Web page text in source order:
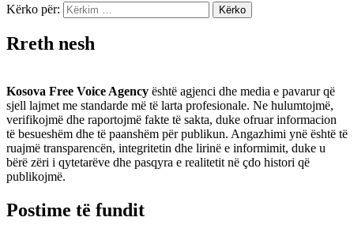
Kërko për:
Rreth nesh
Kosova Free Voice Agency është agjenci dhe media e pavarur që
sjell lajmet me standarde më të larta profesionale. Ne hulumtojmë,
verifikojmë dhe raportojmë fakte të sakta, duke ofruar informacion
të besueshëm dhe të paanshëm për publikun. Angazhimi ynë është të
ruajmë transparencën, integritetin dhe lirinë e informimit, duke u
bërë zëri i qytetarëve dhe pasqyra e realitetit në çdo histori që
publikojmë.
Postime të fundit